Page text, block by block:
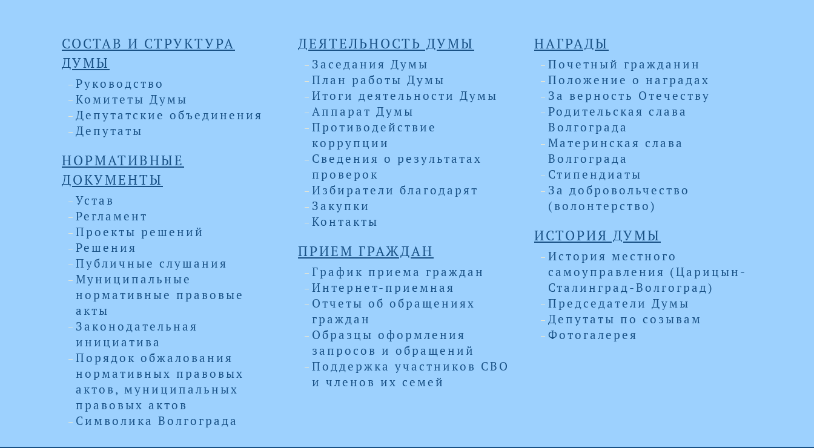
СОСТАВ И СТРУКТУРА
ДУМЫ
Руководство
Комитеты Думы
Депутатские объединения
Депутаты
НОРМАТИВНЫЕ
ДОКУМЕНТЫ
Устав
Регламент
Проекты решений
Решения
Публичные слушания
Муниципальные
нормативные правовые
акты
Законодательная
инициатива
Порядок обжалования
нормативных правовых
актов, муниципальных
правовых актов
Символика Волгограда
ДЕЯТЕЛЬНОСТЬ ДУМЫ
Заседания Думы
План работы Думы
Итоги деятельности Думы
Аппарат Думы
Противодействие
коррупции
Сведения о результатах
проверок
Избиратели благодарят
Закупки
Контакты
ПРИЕМ ГРАЖДАН
График приема граждан
Интернет-приемная
Отчеты об обращениях
граждан
Образцы оформления
запросов и обращений
Поддержка участников СВО
и членов их семей
НАГРАДЫ
Почетный гражданин
Положение о наградах
За верность Отечеству
Родительская слава
Волгограда
Материнская слава
Волгограда
Стипендиаты
За добровольчество
(волонтерство)
ИСТОРИЯ ДУМЫ
История местного
самоуправления (Царицын-
Сталинград-Волгоград)
Председатели Думы
Депутаты по созывам
Фотогалерея